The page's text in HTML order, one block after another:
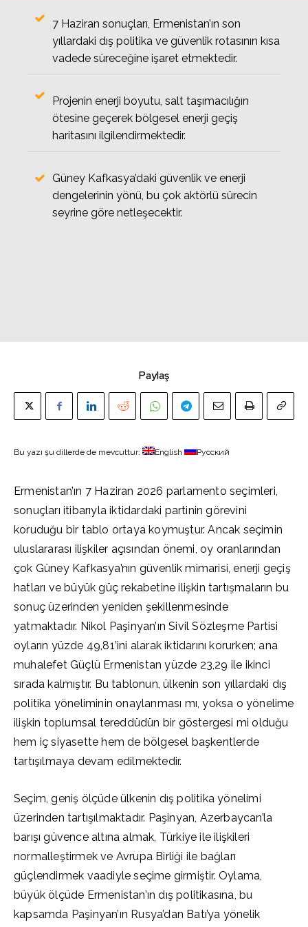
7 Haziran sonuçları, Ermenistan’ın son
yıllardaki dış politika ve güvenlik rotasının kısa
vadede süreceğine işaret etmektedir.
Projenin enerji boyutu, salt taşımacılığın
ötesine geçerek bölgesel enerji geçiş
haritasını ilgilendirmektedir.
Güney Kafkasya’daki güvenlik ve enerji
dengelerinin yönü, bu çok aktörlü sürecin
seyrine göre netleşecektir.
Paylaş
Bu yazı şu dillerde de mevcuttur: English Русский
Ermenistan’ın 7 Haziran 2026 parlamento seçimleri,
sonuçları itibarıyla iktidardaki partinin görevini
koruduğu bir tablo ortaya koymuştur. Ancak seçimin
uluslararası ilişkiler açısından önemi, oy oranlarından
çok Güney Kafkasya’nın güvenlik mimarisi, enerji geçiş
hatları ve büyük güç rekabetine ilişkin tartışmaların bu
sonuç üzerinden yeniden şekillenmesinde
yatmaktadır. Nikol Paşinyan’ın Sivil Sözleşme Partisi
oyların yüzde 49,81’ini alarak iktidarını korurken; ana
muhalefet Güçlü Ermenistan yüzde 23,29 ile ikinci
sırada kalmıştır. Bu tablonun, ülkenin son yıllardaki dış
politika yöneliminin onaylanması mı, yoksa o yönelime
ilişkin toplumsal tereddüdün bir göstergesi mi olduğu
hem iç siyasette hem de bölgesel başkentlerde
tartışılmaya devam edilmektedir.
Seçim, geniş ölçüde ülkenin dış politika yönelimi
üzerinden tartışılmaktadır. Paşinyan, Azerbaycan’la
barışı güvence altına almak, Türkiye ile ilişkileri
normalleştirmek ve Avrupa Birliği ile bağları
güçlendirmek vaadiyle seçime girmiştir. Oylama,
büyük ölçüde Ermenistan’ın dış politikasına, bu
kapsamda Paşinyan’ın Rusya’dan Batı’ya yönelik